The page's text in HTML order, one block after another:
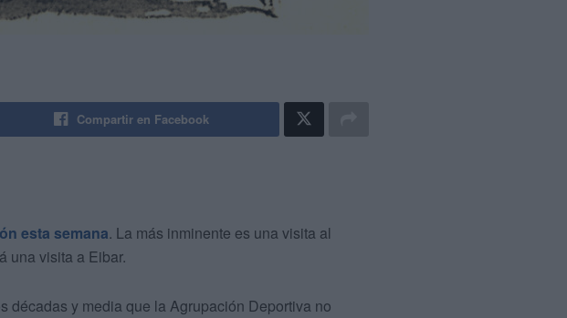
Compartir en Facebook
esta semana. La más inminente es una visita al
una visita a Eibar.
décadas y media que la Agrupación Deportiva no